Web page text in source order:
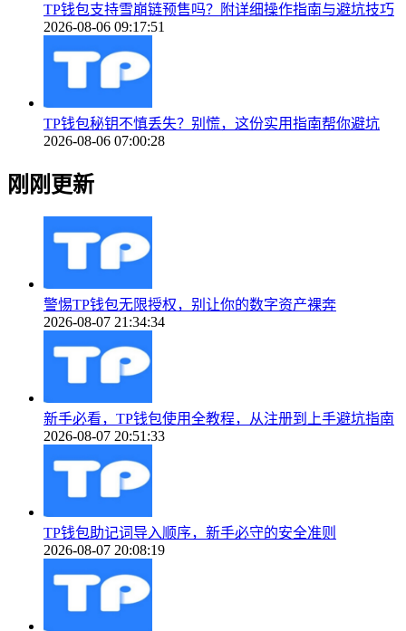
TP钱包支持雪崩链预售吗？附详细操作指南与避坑技巧
2026-08-06 09:17:51
TP钱包秘钥不慎丢失？别慌，这份实用指南帮你避坑
2026-08-06 07:00:28
刚刚更新
警惕TP钱包无限授权，别让你的数字资产裸奔
2026-08-07 21:34:34
新手必看，TP钱包使用全教程，从注册到上手避坑指南
2026-08-07 20:51:33
TP钱包助记词导入顺序，新手必守的安全准则
2026-08-07 20:08:19